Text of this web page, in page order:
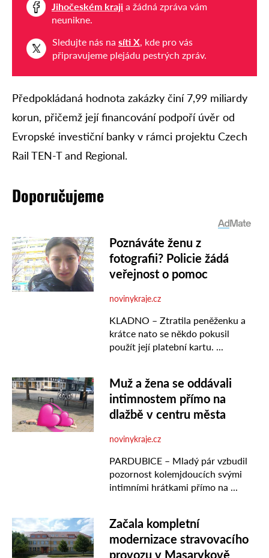
Jihočeském kraji a žádná zpráva vám
neunikne.
Sledujte nás na síti X, kde pro vás
připravujeme plejádu pestrých zpráv.
Předpokládaná hodnota zakázky činí 7,99 miliardy
korun, přičemž její financování podpoří úvěr od
Evropské investiční banky v rámci projektu Czech
Rail TEN-T and Regional.
Doporučujeme